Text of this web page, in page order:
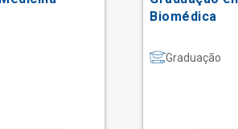
Biomédica
Graduação